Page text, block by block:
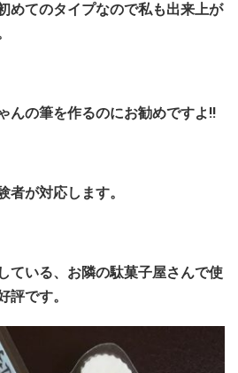
めてのタイプなので私も出来上が
んの筆を作るのにお勧めですよ!!
者が対応します。
ている、お隣の駄菓子屋さんで使
評です。